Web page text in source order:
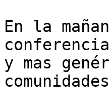
En la
y mas